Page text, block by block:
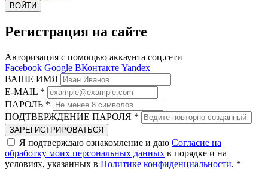
ВОЙТИ
Регистрация на сайте
Авторизация с помощью аккаунта соц.сети
Facebook Google ВКонтакте Yandex
ВАШЕ ИМЯ
E-MAIL *
ПАРОЛЬ *
ПОДТВЕРЖДЕНИЕ ПАРОЛЯ *
ЗАРЕГИСТРИРОВАТЬСЯ
Я подтверждаю ознакомление и даю Согласие на
обработку моих персональных данных в порядке и на
условиях, указанных в Политике конфиденциальности. *